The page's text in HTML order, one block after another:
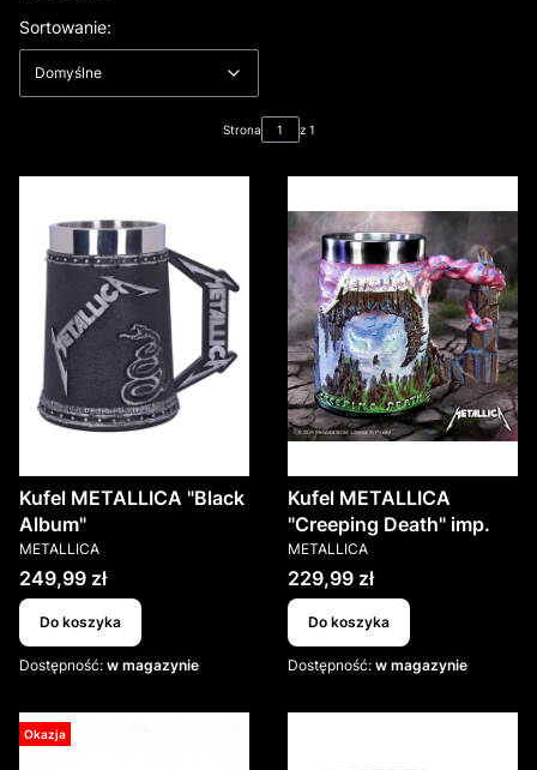
Lista produktów
Sortowanie:
Domyślne
Strona z 1
Kufel METALLICA "Black
Album"
PRODUCENT
METALLICA
Cena
249,99 zł
Do koszyka
Dostępność: w magazynie
Kufel METALLICA
"Creeping Death" imp.
PRODUCENT
METALLICA
Cena
229,99 zł
Do koszyka
Dostępność: w magazynie
Okazja